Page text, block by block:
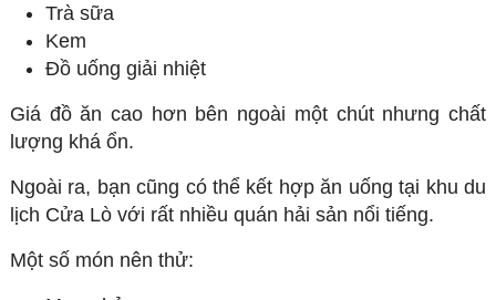
Trà sữa
Kem
Đồ uống giải nhiệt
Giá đồ ăn cao hơn bên ngoài một chút nhưng chất
lượng khá ổn.
Ngoài ra, bạn cũng có thể kết hợp ăn uống tại khu du
lịch Cửa Lò với rất nhiều quán hải sản nổi tiếng.
Một số món nên thử: